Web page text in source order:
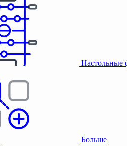
Настольные
Больше